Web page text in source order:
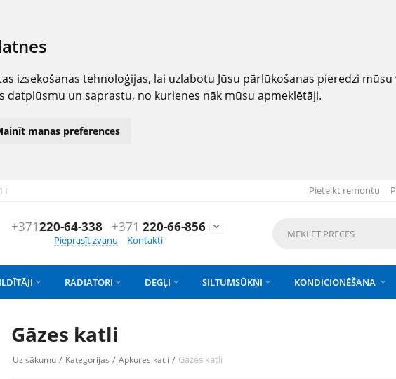
izsekošanas tehnoloģijas, lai uzlabotu Jūsu pārlūkošanas pieredzi
datplūsmu un saprastu, no kurienes nāk mūsu apmeklētāji.
manas preferences
Pieteikt remontu
+371220-64-338 +371 220-66-856

Pieprasīt zvanu
Kontakti
 RADIATORI  DEGĻI  SILTUMSŪKŅI  KONDICIONĒŠANA 
Gāzes katli
Uz sākumu / Kategorijas / Apkures katli / Gāzes katli